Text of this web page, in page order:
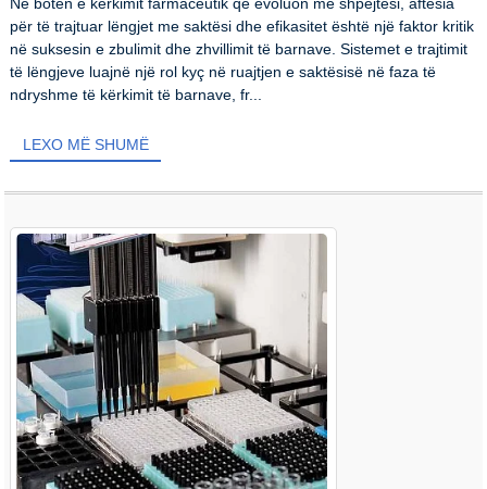
për të trajtuar lëngjet me saktësi dhe efikasitet është një faktor kritik
në suksesin e zbulimit dhe zhvillimit të barnave. Sistemet e trajtimit
të lëngjeve luajnë një rol kyç në ruajtjen e saktësisë në faza të
ndryshme të kërkimit të barnave, fr...
LEXO MË SHUMË